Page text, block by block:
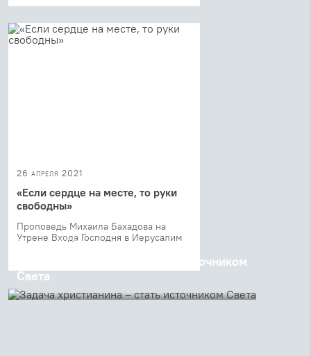
26 апреля 2021
«Если сердце на месте, то руки
свободны»
Проповедь Михаила Бахадова на
Утрене Входа Господня в Иерусалим
21 апреля 2021
Задача христианина – стать источником
Света